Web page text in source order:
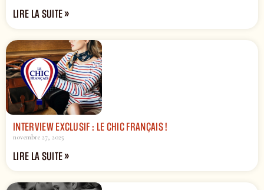
LIRE LA SUITE »
INTERVIEW EXCLUSIF : LE CHIC FRANÇAIS !
novembre 27, 2025
LIRE LA SUITE »